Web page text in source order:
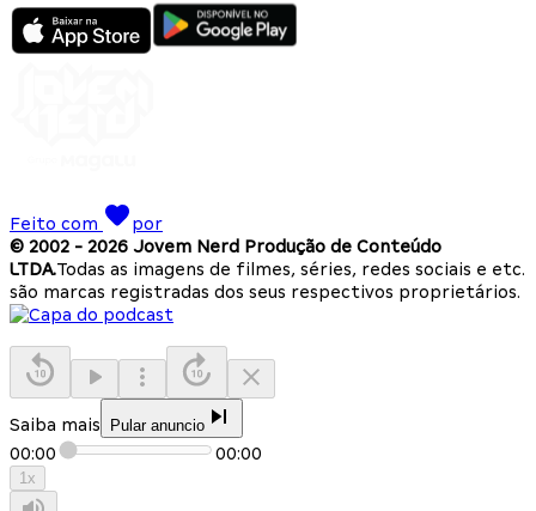
Feito com
por
© 2002 - 2026 Jovem Nerd Produção de Conteúdo
LTDA.Todas as imagens de filmes, séries, redes sociais e etc.
são marcas registradas dos seus respectivos proprietários.
Saiba mais Pular anuncio
00:00 00:00
1x